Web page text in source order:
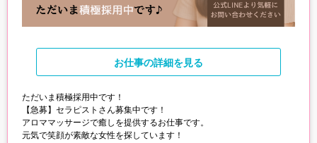
お仕事の詳細を見る
ただいま積極採用中です！
【急募】セラピストさん募集中です！
アロママッサージで癒しを提供するお仕事です。
元気で笑顔が素敵な女性を探しています！